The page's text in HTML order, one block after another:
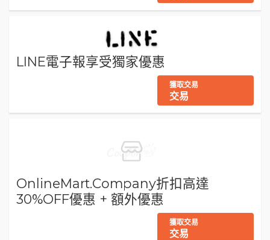
LINE電子報享受獨家優惠
獲取交易
交易
OnlineMart.Company折扣高達
30%OFF優惠 + 額外優惠
獲取交易
交易